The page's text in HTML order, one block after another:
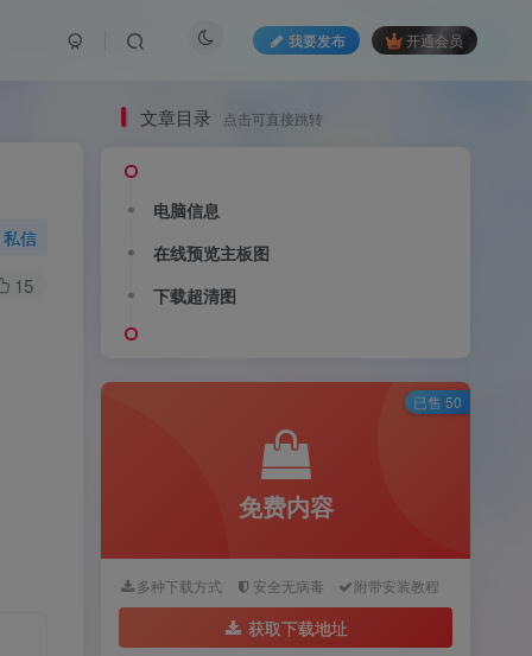
我要发布 开通会员
私信
15
文章目录 点击可直接跳转
电脑信息
在线预览主板图
下载超清图
免费内容
多种下载方式 安全无病毒 附带安装教程
获取下载地址
已售 50